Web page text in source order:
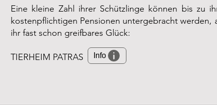
Eine kleine Zahl ihrer Schützlinge können bis zu
kostenpflichtigen Pensionen untergebracht
ihr fast schon greifbares Glück:
TIERHEIM PATRAS Info